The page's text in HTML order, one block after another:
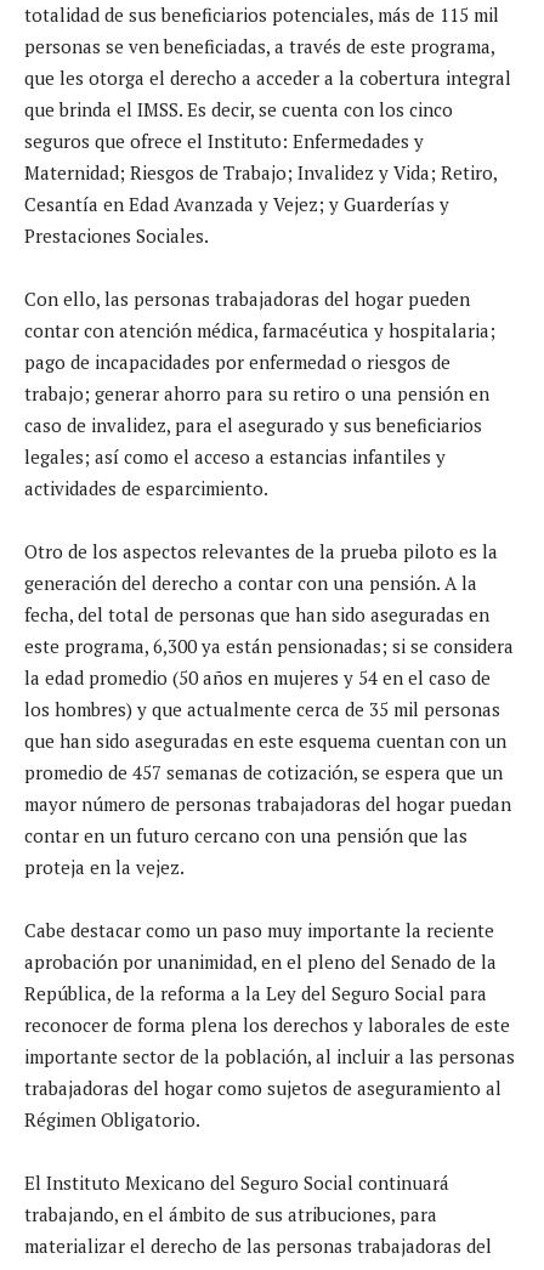
totalidad de sus beneficiarios potenciales, más de 115 mil
personas se ven beneficiadas, a través de este programa,
que les otorga el derecho a acceder a la cobertura integral
que brinda el IMSS. Es decir, se cuenta con los cinco
seguros que ofrece el Instituto: Enfermedades y
Maternidad; Riesgos de Trabajo; Invalidez y Vida; Retiro,
Cesantía en Edad Avanzada y Vejez; y Guarderías y
Prestaciones Sociales.
Con ello, las personas trabajadoras del hogar pueden
contar con atención médica, farmacéutica y hospitalaria;
pago de incapacidades por enfermedad o riesgos de
trabajo; generar ahorro para su retiro o una pensión en
caso de invalidez, para el asegurado y sus beneficiarios
legales; así como el acceso a estancias infantiles y
actividades de esparcimiento.
Otro de los aspectos relevantes de la prueba piloto es la
generación del derecho a contar con una pensión. A la
fecha, del total de personas que han sido aseguradas en
este programa, 6,300 ya están pensionadas; si se considera
la edad promedio (50 años en mujeres y 54 en el caso de
los hombres) y que actualmente cerca de 35 mil personas
que han sido aseguradas en este esquema cuentan con un
promedio de 457 semanas de cotización, se espera que un
mayor número de personas trabajadoras del hogar puedan
contar en un futuro cercano con una pensión que las
proteja en la vejez.
Cabe destacar como un paso muy importante la reciente
aprobación por unanimidad, en el pleno del Senado de la
República, de la reforma a la Ley del Seguro Social para
reconocer de forma plena los derechos y laborales de este
importante sector de la población, al incluir a las personas
trabajadoras del hogar como sujetos de aseguramiento al
Régimen Obligatorio.
El Instituto Mexicano del Seguro Social continuará
trabajando, en el ámbito de sus atribuciones, para
materializar el derecho de las personas trabajadoras del